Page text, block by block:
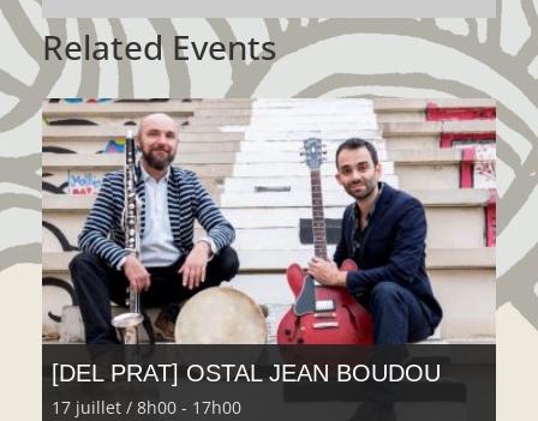
Related Events
[DEL PRAT] OSTAL JEAN BOUDOU
17 juillet / 8h00 - 17h00